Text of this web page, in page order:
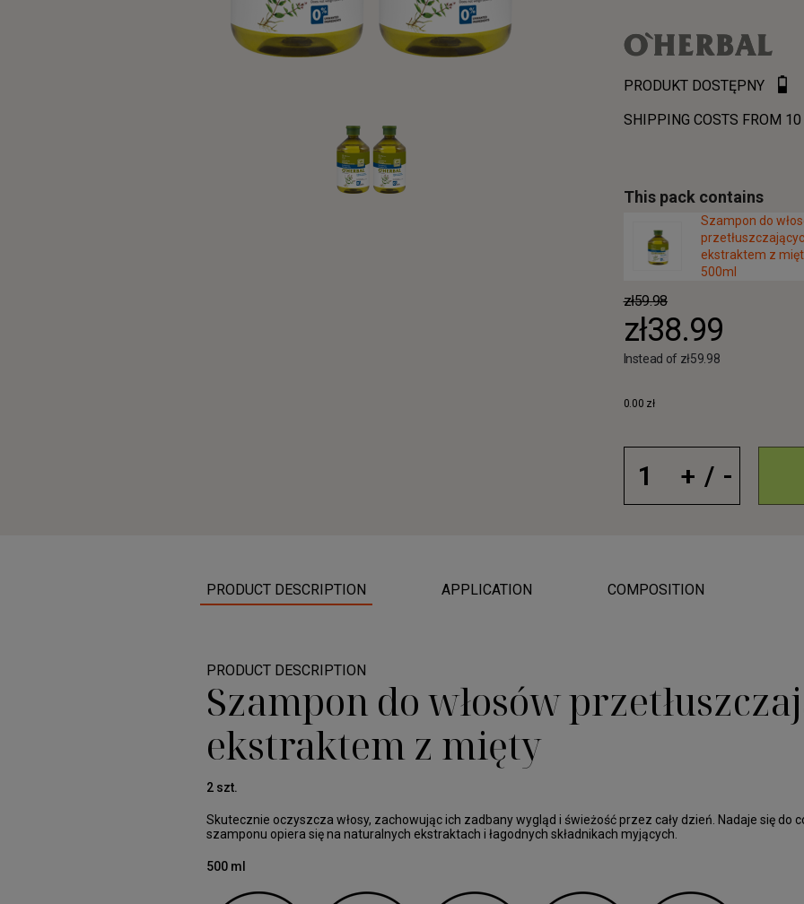
PRODUKT DOSTĘPNY
SHIPPING COSTS FROM
This pack contains
Szampon do
ekstraktem z
500ml
zł59.98
zł38.99
Instead of zł59.98
0.00 zł
PRODUCT DESCRIPTION APPLICATION COMPOSITION
PRODUCT DESCRIPTION
Szampon do włosów
ekstraktem z mięty
2 szt.
Skutecznie oczyszcza włosy, zachowując ich zadbany wygląd i świeżość przez cały dzień. Nadaje się do
szamponu opiera się na naturalnych ekstraktach i łagodnych składnikach myjących.
500 ml